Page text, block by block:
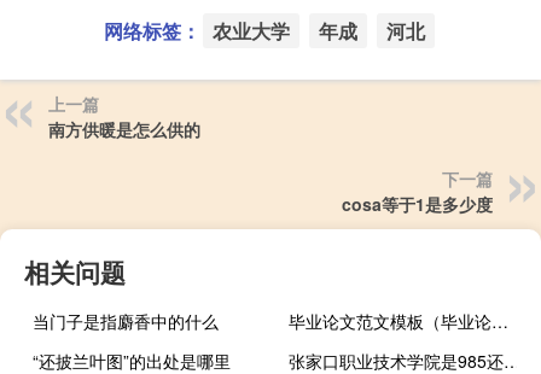
网络标签： 农业大学 年成 河北
上一篇
南方供暖是怎么供的
下一篇
cosa等于1是多少度
相关问题
当门子是指麝香中的什么
毕业论文范文模板（毕业论文怎么写模板）
“还披兰叶图”的出处是哪里
张家口职业技术学院是985还是211大学